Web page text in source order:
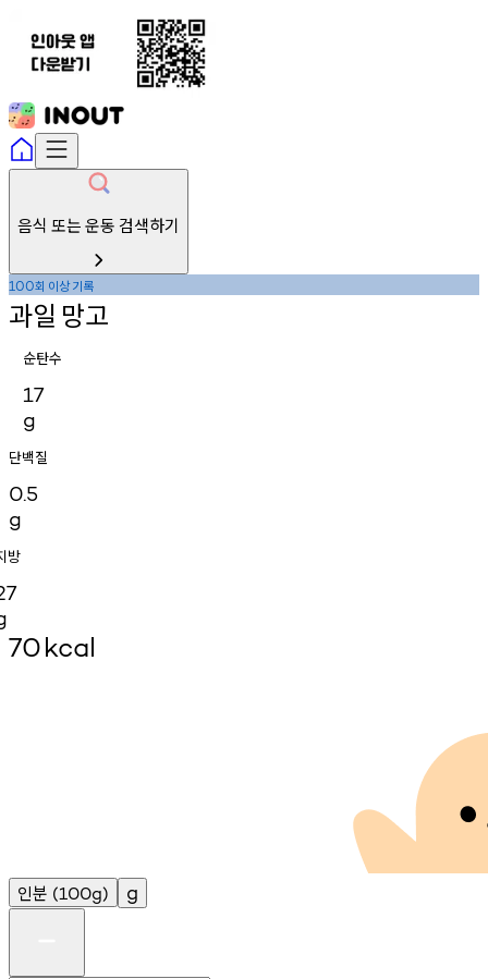
음식 또는 운동 검색하기
100회 이상기록
과일 망고
순탄수
17
g
단백질
0.5
g
방
70kcal
인분 (100g) g